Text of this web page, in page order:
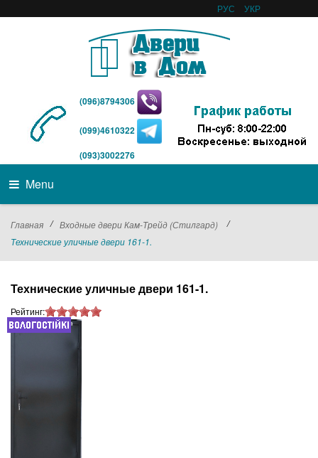
РУС УКР
(096)8794306
(099)4610322
(093)3002276
Menu
Главная / Входные двери Кам-Трейд (Стилгард)
/
Технические уличные двери 161-1.
Технические уличные двери 161-1.
Рейтинг: